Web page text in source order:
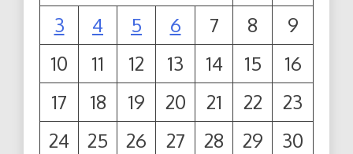
3
4 5 6 7 8
9
10
11 12 13 14 15
16
17
18 19 20 21 22
23
24
25 26 27 28 29
30